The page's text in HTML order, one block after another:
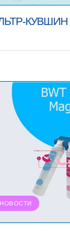
КУВШИН
НОВОСТИ